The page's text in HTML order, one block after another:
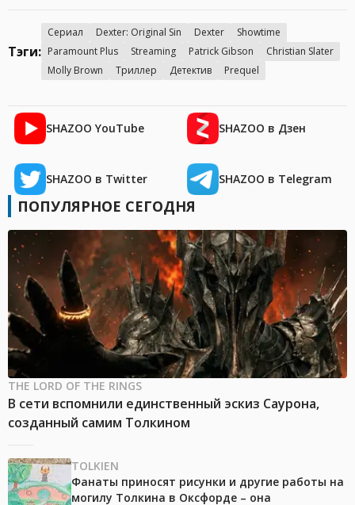
Тэги:
Сериал Dexter: Original Sin Dexter
Showtime
Paramount Plus
Streaming Patrick Gibson
Christian Slater
Molly Brown
Триллер Детектив Prequel
SHAZOO YouTube SHAZOO в Дзен
SHAZOO в Twitter SHAZOO в Telegram
ПОПУЛЯРНОЕ СЕГОДНЯ
THE LORD OF THE RINGS
В сети вспомнили единственный эскиз Саурона,
созданный самим Толкином
TOLKIEN
Фанаты приносят рисунки и другие работы на
могилу Толкина в Оксфорде – она